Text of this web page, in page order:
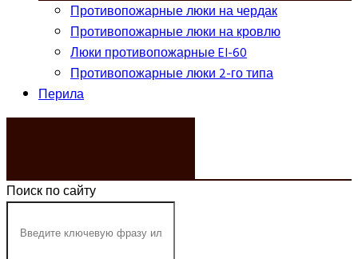
Противопожарные люки на чердак
Противопожарные люки на кровлю
Люки противопожарные EI-60
Противопожарные люки 2-го типа
Перила
Поиск по сайту